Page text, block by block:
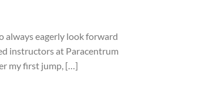
always eagerly look forward
instructors at Paracentrum
my first jump, […]